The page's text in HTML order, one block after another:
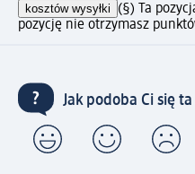
kosztów wysyłki (§) Ta
pozycję nie otrzymasz
Jak podoba Ci się